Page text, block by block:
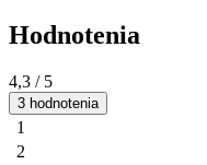
Hodnotenia
4,3 / 5
3 hodnotenia
1
2